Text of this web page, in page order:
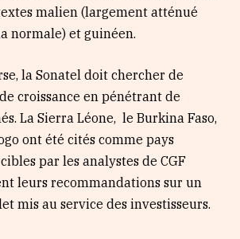
malien (largement atténué
normale) et guinéen.
la Sonatel doit chercher de
croissance en pénétrant de
La Sierra Léone, le Burkina Faso,
ont été cités comme pays
par les analystes de CGF
leurs recommandations sur un
mis au service des investisseurs.